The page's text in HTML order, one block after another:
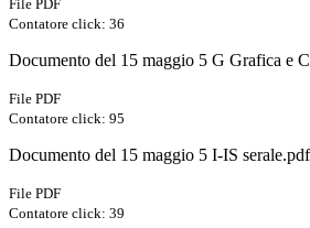
File PDF
Contatore click: 36
Documento del 15 maggio 5 G Grafica e
File PDF
Contatore click: 95
Documento del 15 maggio 5 I-IS serale.pdf
File PDF
Contatore click: 39